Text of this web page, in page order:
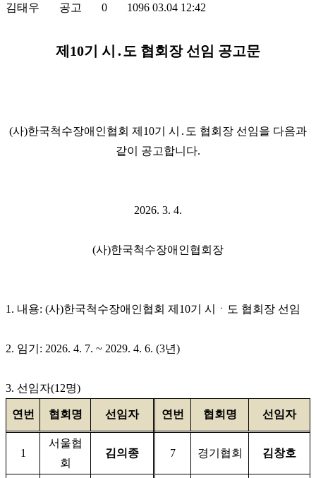
김태우 공고 0 1096 03.04 12:42
제 10기 시 ․도 협회장 선임 공고문
(사)한국척수장애인협회 제 10기 시 ․ 도 협회장 선임을 다음과
같이 공고합니다.
2026. 3. 4.
(사)한국척수장애인협회장
1. 내용: (사)한국척수장애인협회 제 10기 시ㆍ도 협회장 선임
2. 임기 : 2026. 4. 7. ~ 2029. 4. 6. (3년)
3. 선임자(12명)
연번 협회명 선임자 연번 협회명 선임자
1
서울협
회
김의종 7 경기협회 김창호